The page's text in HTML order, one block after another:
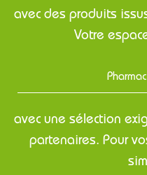
avec des produits
Votre
avec une sélection
partenaires. Pour